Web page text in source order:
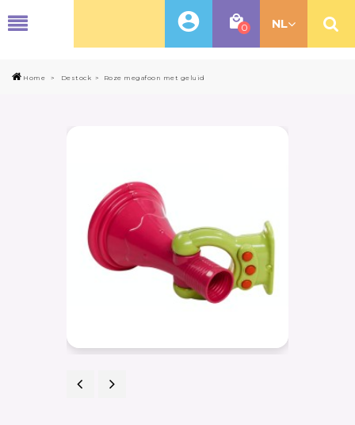
0 NL
Home > Destock > Roze megafoon met geluid